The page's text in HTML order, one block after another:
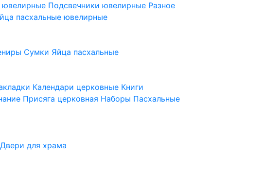
ювелирные Подсвечники ювелирные Разное
пасхальные ювелирные
Сумки Яйца пасхальные
Календари церковные Книги
Присяга церковная Наборы Пасхальные
Двери для храма